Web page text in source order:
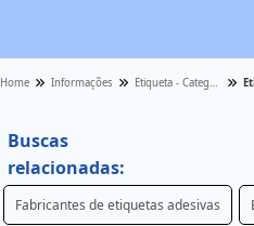
Home Informações Etiqueta - Categoria
Buscas
relacionadas:
Fabricantes de etiquetas adesivas